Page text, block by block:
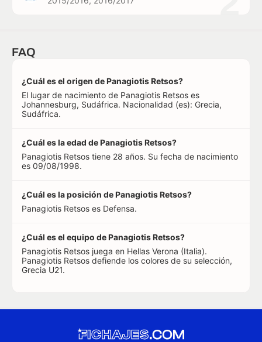
FAQ
¿Cuál es el origen de Panagiotis Retsos?
El lugar de nacimiento de Panagiotis Retsos es
Johannesburg, Sudáfrica. Nacionalidad (es): Grecia,
Sudáfrica.
¿Cuál es la edad de Panagiotis Retsos?
Panagiotis Retsos tiene 28 años. Su fecha de nacimiento
es 09/08/1998.
¿Cuál es la posición de Panagiotis Retsos?
Panagiotis Retsos es Defensa.
¿Cuál es el equipo de Panagiotis Retsos?
Panagiotis Retsos juega en Hellas Verona (Italia).
Panagiotis Retsos defiende los colores de su selección,
Grecia U21.